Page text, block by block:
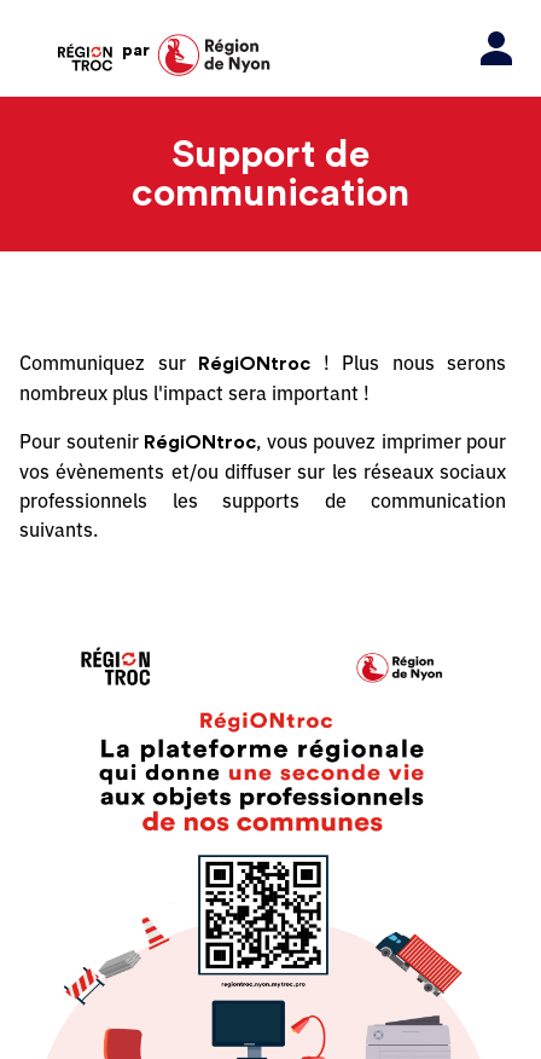
par
Support de
communication
Communiquez sur RégiONtroc
! Plus nous serons
nombreux plus l'impact sera important !
Pour soutenir RégiONtroc, vous pouvez imprimer pour
vos évènements et/ou diffuser sur les réseaux sociaux
professionnels les supports de communication
suivants.